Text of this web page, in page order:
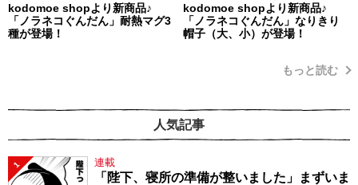
kodomoe shopより新商品♪
「ノラネコぐんだん」耐熱マグ3
種が登場！
kodomoe shopより新商品♪
「ノラネコぐんだん」なりきり
帽子（大、小）が登場！
もっと読む
人気記事
1 連載
「陛下、寝所の準備が整いました」まずいま